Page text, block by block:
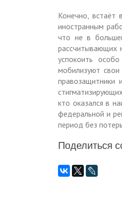
Конечно, встаёт
иностранным
что не в
рассчитывающих
успокоить
мобилизуют
правозащитники
кто оказался в
федеральной и
период без
Поделиться